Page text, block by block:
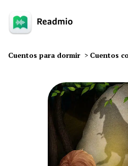
Cuentos para dormir > Cuentos